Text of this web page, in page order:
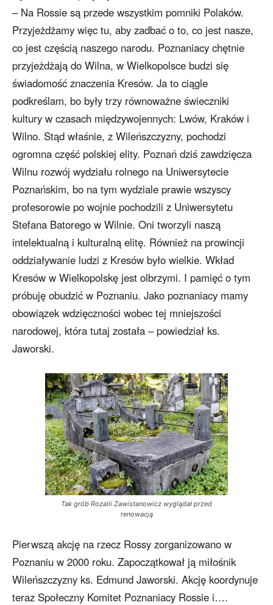
– Na Rossie są przede wszystkim pomniki Polaków.
Przyjeżdżamy więc tu, aby zadbać o to, co jest nasze,
co jest częścią naszego narodu. Poznaniacy chętnie
przyjeżdżają do Wilna, w Wielkopolsce budzi się
świadomość znaczenia Kresów. Ja to ciągle
podkreślam, bo były trzy równoważne świeczniki
kultury w czasach międzywojennych: Lwów, Kraków i
Wilno. Stąd właśnie, z Wileńszczyzny, pochodzi
ogromna część polskiej elity. Poznań dziś zawdzięcza
Wilnu rozwój wydziału rolnego na Uniwersytecie
Poznańskim, bo na tym wydziale prawie wszyscy
profesorowie po wojnie pochodzili z Uniwersytetu
Stefana Batorego w Wilnie. Oni tworzyli naszą
intelektualną i kulturalną elitę. Również na prowincji
oddziaływanie ludzi z Kresów było wielkie. Wkład
Kresów w Wielkopolskę jest olbrzymi. I pamięć o tym
próbuję obudzić w Poznaniu. Jako poznaniacy mamy
obowiązek wdzięczności wobec tej mniejszości
narodowej, która tutaj została – powiedział ks.
Jaworski.
Tak grób Rozalii Zawistanowicz wyglądał przed
renowacją
Pierwszą akcję na rzecz Rossy zorganizowano w
Poznaniu w 2000 roku. Zapoczątkował ją miłośnik
Wileńszczyzny ks. Edmund Jaworski. Akcję koordynuje
teraz Społeczny Komitet Poznaniacy Rossie i….